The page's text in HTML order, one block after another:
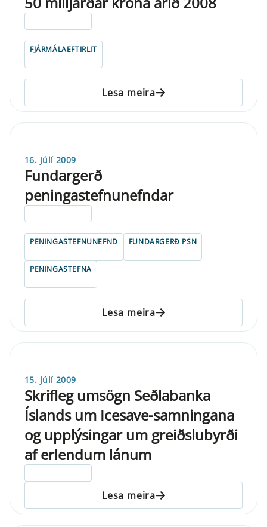
FJÁRMÁLAEFTIRLIT
Lesa meira
16. júlí 2009
Fundargerð
peningastefnunefndar
PENINGASTEFNUNEFND FUNDARGERÐ PSN
PENINGASTEFNA
Lesa meira
15. júlí 2009
Skrifleg umsögn Seðlabanka
Íslands um Icesave-samningana
og upplýsingar um greiðslubyrði
af erlendum lánum
Lesa meira